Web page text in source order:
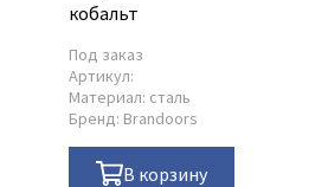
кобальт
Под заказ
Артикул:
Материал: сталь
Бренд: Brandoors
В корзину